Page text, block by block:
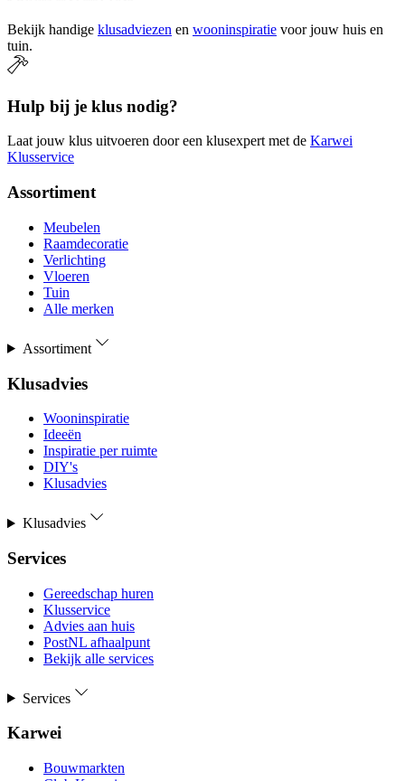
Bekijk handige klusadviezen en wooninspiratie voor jouw huis en
tuin.
Hulp bij je klus nodig?
Laat jouw klus uitvoeren door een klusexpert met de Karwei
Klusservice
Assortiment
Meubelen
Raamdecoratie
Verlichting
Vloeren
Tuin
Alle merken
Assortiment
Klusadvies
Wooninspiratie
Ideeën
Inspiratie per ruimte
DIY's
Klusadvies
Klusadvies
Services
Gereedschap huren
Klusservice
Advies aan huis
PostNL afhaalpunt
Bekijk alle services
Services
Karwei
Bouwmarkten